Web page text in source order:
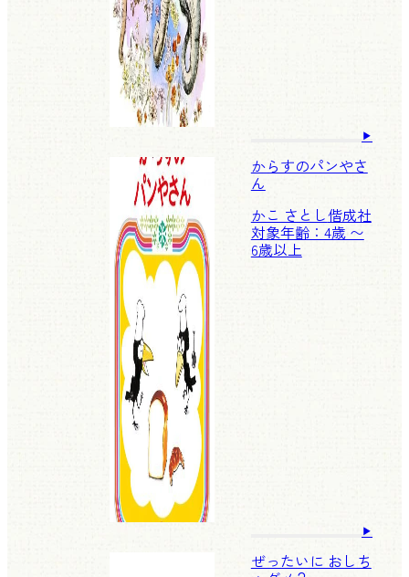
からすのパンやさ
ん
かこ さとし偕成社
対象年齢：4歳 〜
6歳以上
ぜったいに おしち